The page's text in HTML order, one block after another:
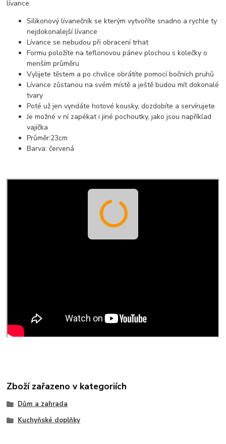
lívance.
Silikonový lívanečník se kterým vytvoříte snadno a rychle ty
nejdokonalejší lívance
Lívance se nebudou při obracení trhat
Formu položíte na teflonovou pánev plochou s kolečky o
menším průměru
Vylijete těstem a po chvilce obrátíte pomocí bočních pruhů
Lívance zůstanou na svém místě a ještě budou mít dokonalé
tvary
Poté už jen vyndáte hotové kousky, dozdobíte a servírujete
Je možné v ní zapékat i jiné pochoutky, jako jsou například
vajíčka
Průměr:23cm
Barva: červená
Zboží zařazeno v kategoriích
Dům a zahrada
Kuchyňské doplňky